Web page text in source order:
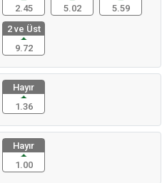
2.45
5.02
5.59
2 ve Üst
9.72
Hayır
1.36
Hayır
1.00